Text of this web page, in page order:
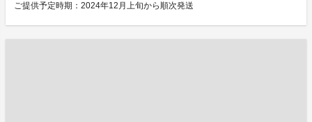
ご提供予定時期：2024年12月上旬から順次発送